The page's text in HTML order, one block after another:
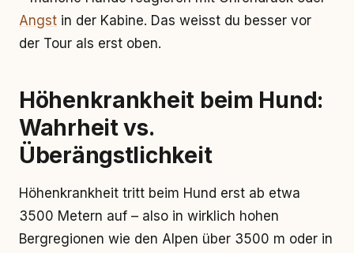
Angst in der Kabine. Das weisst du besser vor
der Tour als erst oben.
Höhenkrankheit beim Hund:
Wahrheit vs.
Überängstlichkeit
Höhenkrankheit tritt beim Hund erst ab etwa
3500 Metern auf – also in wirklich hohen
Bergregionen wie den Alpen über 3500 m oder in